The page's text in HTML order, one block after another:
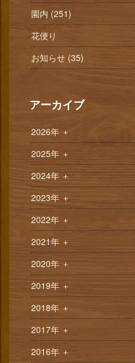
園内 (251)
花便り
お知らせ (35)
アーカイブ
2026年 ＋
2025年 ＋
2024年＋
2023年 ＋
2022年 ＋
2021年 ＋
2020年 ＋
2019年 ＋
2018年 ＋
2017年 ＋
2016年 ＋